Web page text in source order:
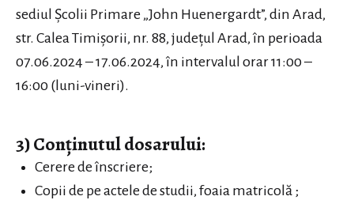
sediul Școlii Primare „John Huenergardt”, din Arad,
str. Calea Timișorii, nr. 88, județul Arad, în perioada
07.06.2024 – 17.06.2024, în intervalul orar 11:00 –
16:00 (luni-vineri).
3) Conținutul dosarului:
Cerere de înscriere;
Copii de pe actele de studii, foaia matricolă ;